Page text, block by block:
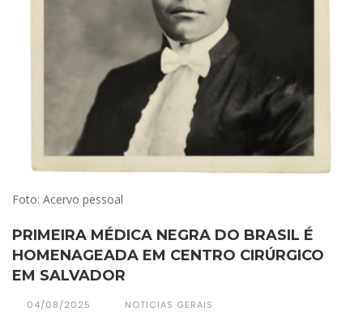
Foto: Acervo pessoal
PRIMEIRA MÉDICA NEGRA DO BRASIL É
HOMENAGEADA EM CENTRO CIRÚRGICO
EM SALVADOR
04/08/2025 NOTICIAS GERAIS